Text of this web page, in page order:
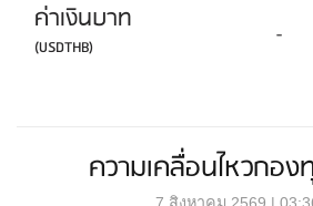
ค่าเงินบาท
(USDTHB) -
ความเคลื่อนไหวกอ